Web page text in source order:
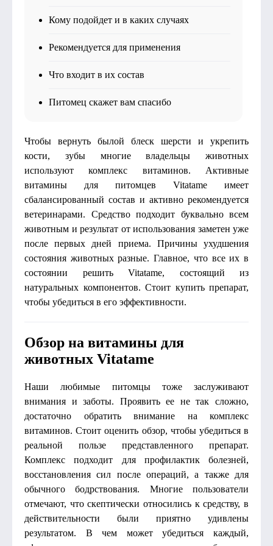
Кому подойдет и в каких случаях
Рекомендуется для применения
Что входит в их состав
Питомец скажет вам спасибо
Чтобы вернуть былой блеск шерсти и укрепить
кости, зубы многие владельцы животных
используют комплекс витаминов. Активные
витамины для питомцев Vitatame имеет
сбалансированный состав и активно рекомендуется
ветеринарами. Средство подходит буквально всем
животным и результат от использования заметен уже
после первых дней приема. Причины ухудшения
состояния животных разные. Главное, что все их в
состоянии решить Vitatame, состоящий из
натуральных компонентов. Стоит купить препарат,
чтобы убедиться в его эффективности.
Обзор на витамины для
животных Vitatame
Наши любимые питомцы тоже заслуживают
внимания и заботы. Проявить ее не так сложно,
достаточно обратить внимание на комплекс
витаминов. Стоит оценить обзор, чтобы убедиться в
реальной пользе представленного препарат.
Комплекс подходит для профилактик болезней,
восстановления сил после операций, а также для
обычного бодрствования. Многие пользователи
отмечают, что скептически относились к средству, в
действительности были приятно удивлены
результатом. В чем может убедиться каждый,